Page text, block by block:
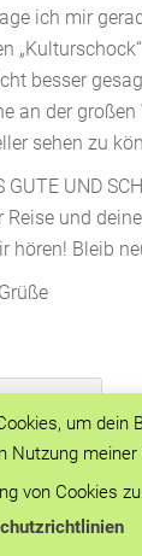
ich mir
besser
an der
sehen zu
GUTE UND
Reise und
hören! Bleib
2015, 00:55
um dein
Nutzung
von Cookies